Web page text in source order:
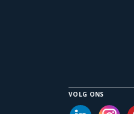
VOLG ONS